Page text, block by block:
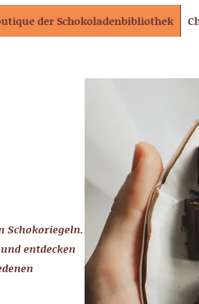
der Schokoladenbibliothek
Schokoriegeln.
entdecken